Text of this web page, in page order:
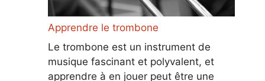
Apprendre le trombone
Le trombone est un instrument de
musique fascinant et polyvalent, et
apprendre à en jouer peut être une